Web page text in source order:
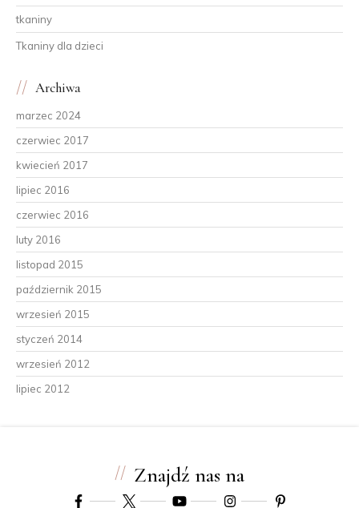
tkaniny
Tkaniny dla dzieci
Archiwa
marzec 2024
czerwiec 2017
kwiecień 2017
lipiec 2016
czerwiec 2016
luty 2016
listopad 2015
październik 2015
wrzesień 2015
styczeń 2014
wrzesień 2012
lipiec 2012
Znajdź nas na